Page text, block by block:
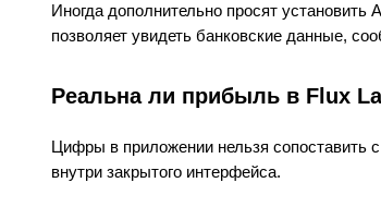
Иногда дополнительно просят установить
позволяет увидеть банковские данные,
Реальна ли прибыль в Flux
Цифры в приложении нельзя сопоставить
внутри закрытого интерфейса.